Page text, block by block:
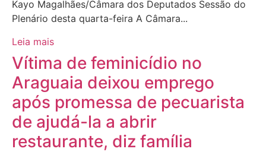
Kayo Magalhães/Câmara dos Deputados Sessão do
Plenário desta quarta-feira A Câmara...
Leia mais
Vítima de feminicídio no
Araguaia deixou emprego
após promessa de pecuarista
de ajudá-la a abrir
restaurante, diz família